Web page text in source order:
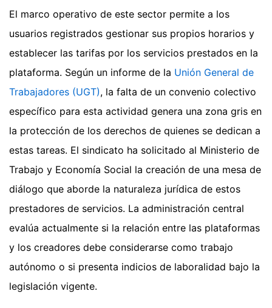
El marco operativo de este sector permite a los
usuarios registrados gestionar sus propios horarios y
establecer las tarifas por los servicios prestados en la
plataforma. Según un informe de la Unión General de
Trabajadores (UGT), la falta de un convenio colectivo
específico para esta actividad genera una zona gris en
la protección de los derechos de quienes se dedican a
estas tareas. El sindicato ha solicitado al Ministerio de
Trabajo y Economía Social la creación de una mesa de
diálogo que aborde la naturaleza jurídica de estos
prestadores de servicios. La administración central
evalúa actualmente si la relación entre las plataformas
y los creadores debe considerarse como trabajo
autónomo o si presenta indicios de laboralidad bajo la
legislación vigente.